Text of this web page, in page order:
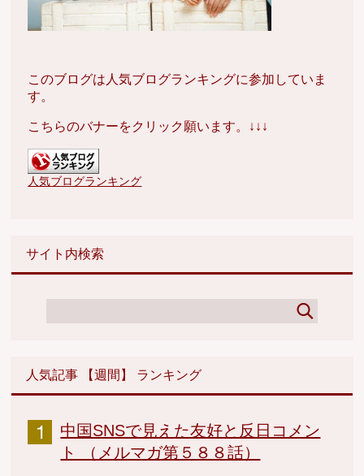
このブログは人気ブログランキングに参加していま
す。
こちらのバナーをクリック願います。↓↓↓
人気ブログランキング
サイト内検索
人気記事 【週間】 ランキング
中国SNSで見えた友好と反日コメン
ト （メルマガ第５８８話）